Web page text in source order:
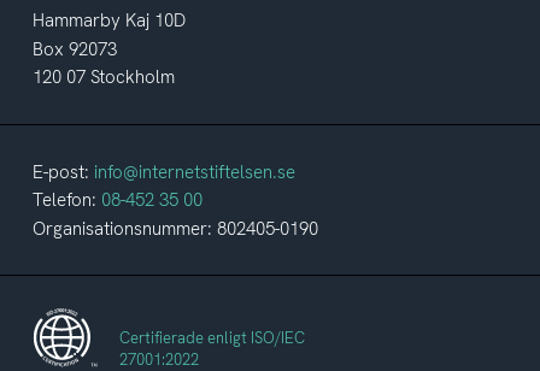
Hammarby Kaj 10D
Box 92073
120 07 Stockholm
E-post: info@internetstiftelsen.se
Telefon: 08-452 35 00
Organisationsnummer: 802405-0190
Certifierade enligt ISO/IEC
27001:2022